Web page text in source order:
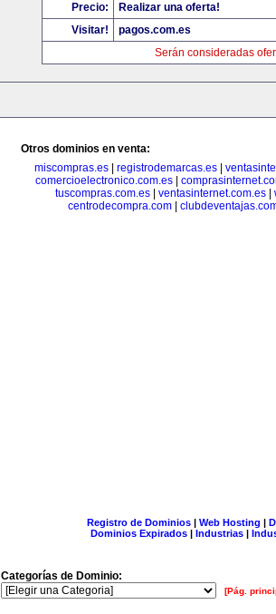
Precio:
Realizar una oferta!
Visitar!
pagos.com.es
Serán consideradas
Otros dominios en venta:
miscompras.es
registrodemarcas.es
comercioelectronico.com.es
tuscompras.com.es| ventasinternet.com.es|
centrodecompra.com
Registro de Dominios| Web Hosting |
Dominios Expirados | Industrias |
Categorías de Dominio:
[Pág.